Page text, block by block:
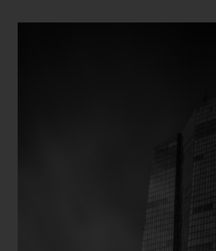
Dieses Produkt weist mehrere Varianten auf. Die Optionen können auf der Produktseite gewählt werden